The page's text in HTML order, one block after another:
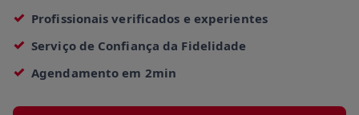
Profissionais verificados e experientes
Serviço de Confiança da Fidelidade
Agendamento em 2min